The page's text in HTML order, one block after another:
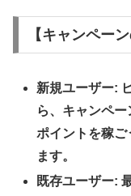
【キャンペー
新規ユーザー:
ら、キャンペ
ポイントを稼ご
ます。
既存ユーザー: